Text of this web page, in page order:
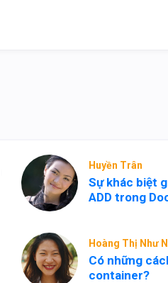
Huyền Trân
Sự khác biệt
ADD trong
Hoàng Thị Như
Có những
container?